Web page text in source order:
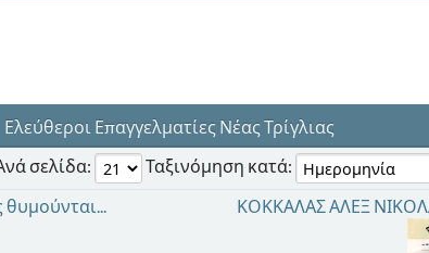
Ελεύθεροι Επαγγελματίες Νέας Τρίγλιας
σελίδα:
Ταξινόμηση κατά:
θυμούνται...
ΚΟΚΚΑΛΑΣ ΑΛΕΞ